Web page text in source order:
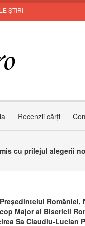
ȘTIRI
Recenzii cărți
Major al Bisericii
Sa Claudiu-Lucian